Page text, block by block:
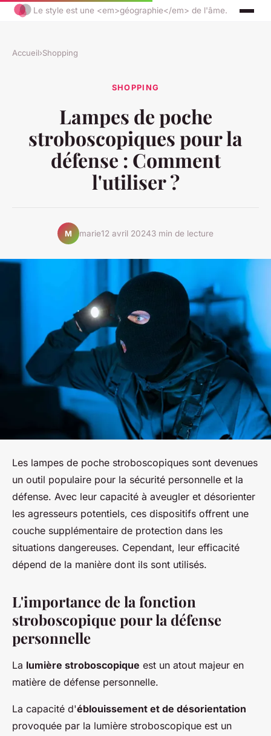
Le style est une <em>géographie</em> de l'âme.
Accueil›Shopping
SHOPPING
Lampes de poche
stroboscopiques pour la
défense : Comment
l'utiliser ?
M marie12 avril 20243 min de lecture
Les lampes de poche stroboscopiques sont devenues
un outil populaire pour la sécurité personnelle et la
défense. Avec leur capacité à aveugler et désorienter
les agresseurs potentiels, ces dispositifs offrent une
couche supplémentaire de protection dans les
situations dangereuses. Cependant, leur efficacité
dépend de la manière dont ils sont utilisés.
L'importance de la fonction
stroboscopique pour la défense
personnelle
La lumière stroboscopique est un atout majeur en
matière de défense personnelle.
La capacité d'éblouissement et de désorientation
provoquée par la lumière stroboscopique est un